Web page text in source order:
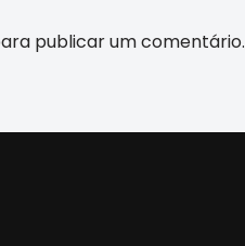
publicar um comentário.